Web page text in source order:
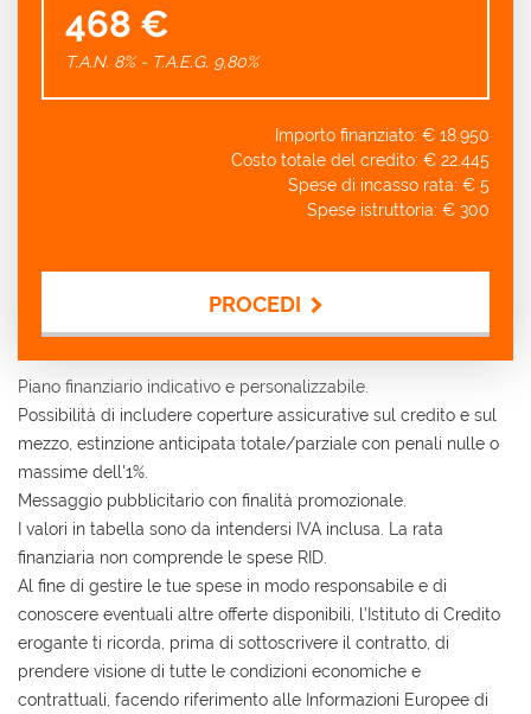
468 €
T.A.N. 8% - T.A.E.G. 9,80%
Importo finanziato: € 18.950
Costo totale del credito: € 22.445
Spese di incasso rata: € 5
Spese istruttoria: € 300
PROCEDI
Contattaci
Piano finanziario indicativo e personalizzabile.
Possibilità di includere coperture assicurative sul credito e sul
mezzo, estinzione anticipata totale/parziale con penali nulle o
massime dell'1%.
Messaggio pubblicitario con finalità promozionale.
I valori in tabella sono da intendersi IVA inclusa. La rata
finanziaria non comprende le spese RID.
Al fine di gestire le tue spese in modo responsabile e di
conoscere eventuali altre offerte disponibili, l'Istituto di Credito
erogante ti ricorda, prima di sottoscrivere il contratto, di
prendere visione di tutte le condizioni economiche e
contrattuali, facendo riferimento alle Informazioni Europee di